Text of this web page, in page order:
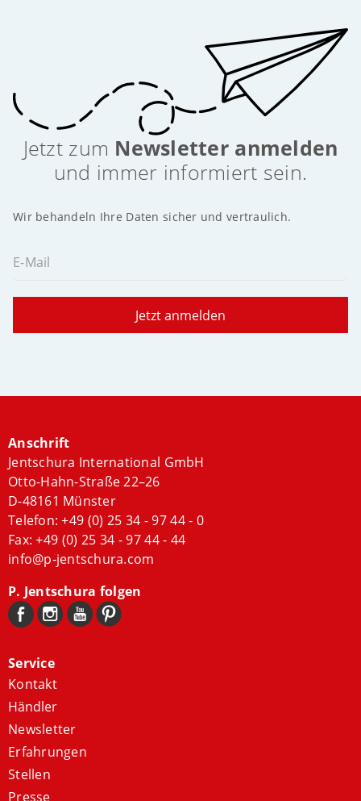
Jetzt zum Newsletter anmelden
und immer informiert sein.
Wir behandeln Ihre Daten sicher und vertraulich.
E-Mail
Jetzt anmelden
Anschrift
Jentschura International GmbH
Otto-Hahn-Straße 22–26
D-48161 Münster
Telefon:+49 (0) 25 34 - 97 44 - 0
Fax: +49 (0) 25 34 - 97 44 - 44
info@p-jentschura.com
P. Jentschura folgen
Service
Kontakt
Händler
Newsletter
Erfahrungen
Stellen
Presse